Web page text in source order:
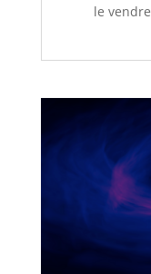
le